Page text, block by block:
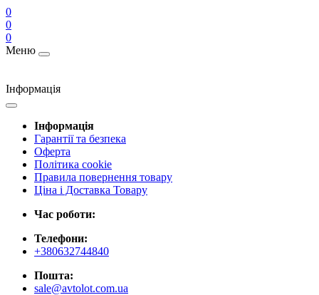
0
0
0
Меню
Інформація
Інформація
Гарантії та безпека
Оферта
Політика cookie
Правила повернення товару
Ціна і Доставка Товару
Час роботи:
Телефони:
+380632744840
Пошта:
sale@avtolot.com.ua